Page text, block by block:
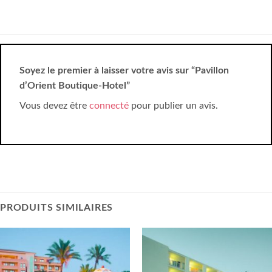
Soyez le premier à laisser votre avis sur “Pavillon
d’Orient Boutique-Hotel”
Vous devez être connecté pour publier un avis.
PRODUITS SIMILAIRES